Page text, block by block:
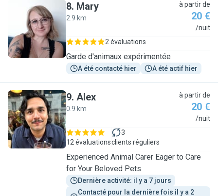
M
8. Mary
2.9 km
à partir de
20 €
/nuit
2 évaluations
Garde d'animaux expérimentée
A été contacté hier A été actif hier
A
9. Alex
0.9 km
à partir de
20 €
/nuit
12 évaluations
3
clients réguliers
Experienced Animal Carer Eager to Care
for Your Beloved Pets
Dernière activité: il y a 7 jours
Contacté pour la dernière fois il y a 2